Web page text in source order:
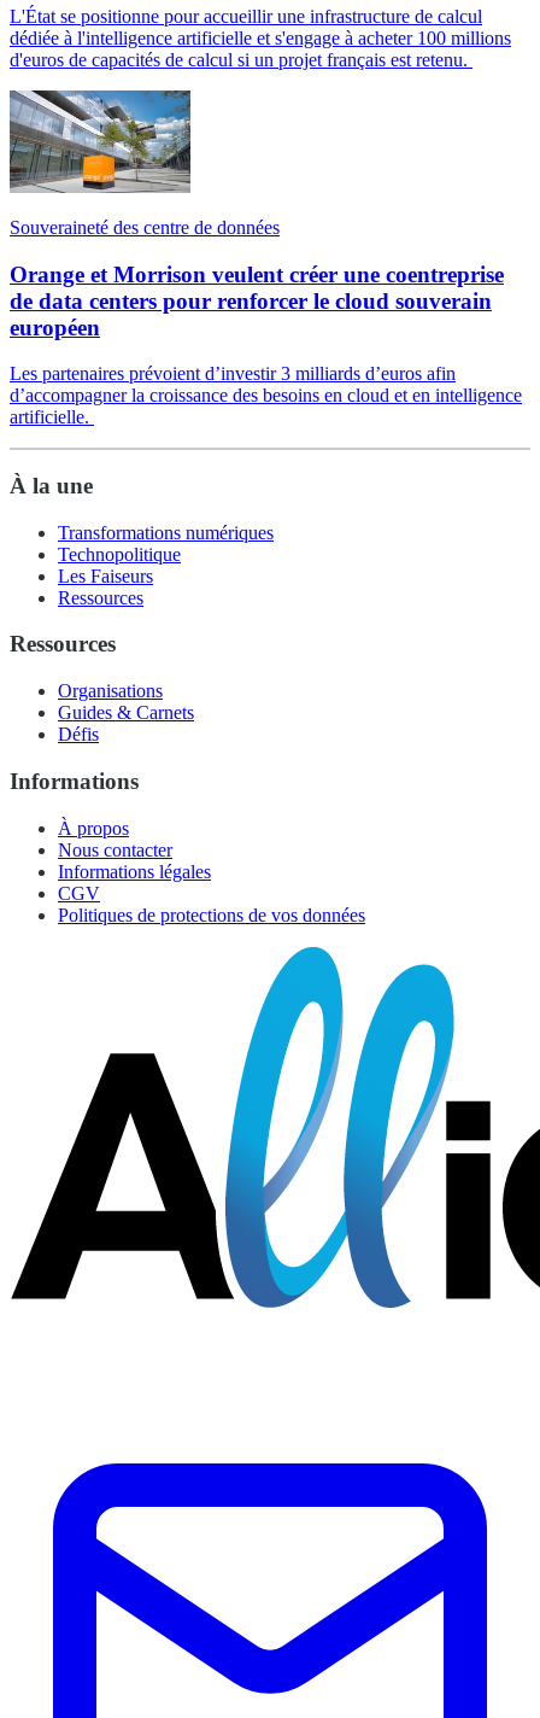
L'État se positionne pour accueillir une infrastructure de calcul
dédiée à l'intelligence artificielle et s'engage à acheter 100 millions
d'euros de capacités de calcul si un projet français est retenu.
Souveraineté des centre de données
Orange et Morrison veulent créer une coentreprise
de data centers pour renforcer le cloud souverain
européen
Les partenaires prévoient d’investir 3 milliards d’euros afin
d’accompagner la croissance des besoins en cloud et en intelligence
artificielle.
À la une
Transformations numériques
Technopolitique
Les Faiseurs
Ressources
Ressources
Organisations
Guides & Carnets
Défis
Informations
À propos
Nous contacter
Informations légales
CGV
Politiques de protections de vos données